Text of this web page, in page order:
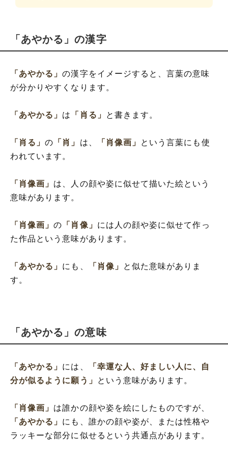
「あやかる」の漢字
「あやかる」の漢字をイメージすると、言葉の意味
が分かりやすくなります。
「あやかる」 は 「肖る」 と書きます。
「肖る」の 「肖」 は、 「肖像画」
という言葉にも使
われています。
「肖像画」 は、人の顔や姿に似せて描いた絵という
意味があります。
「肖像画」の 「肖像」 には人の顔や姿に似せて作っ
た作品という意味があります。
「あやかる」 にも、 「肖像」
と似た意味がありま
す。
「あやかる」の意味
「あやかる」 には、
「幸運な人、好ましい人に、自
分が似るように願う」
という意味があります。
「肖像画」 は誰かの顔や姿を絵にしたものですが、
「あやかる」 にも、誰かの顔や姿が、または性格や
ラッキーな部分に似せるという共通点があります。